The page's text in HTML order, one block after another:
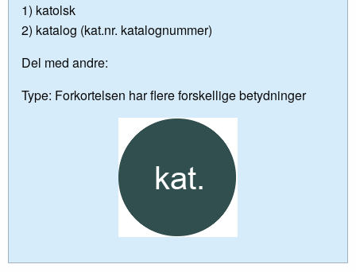
1) katolsk
2) katalog (kat.nr. katalognummer)
Del med andre:
Type: Forkortelsen har flere forskellige betydninger